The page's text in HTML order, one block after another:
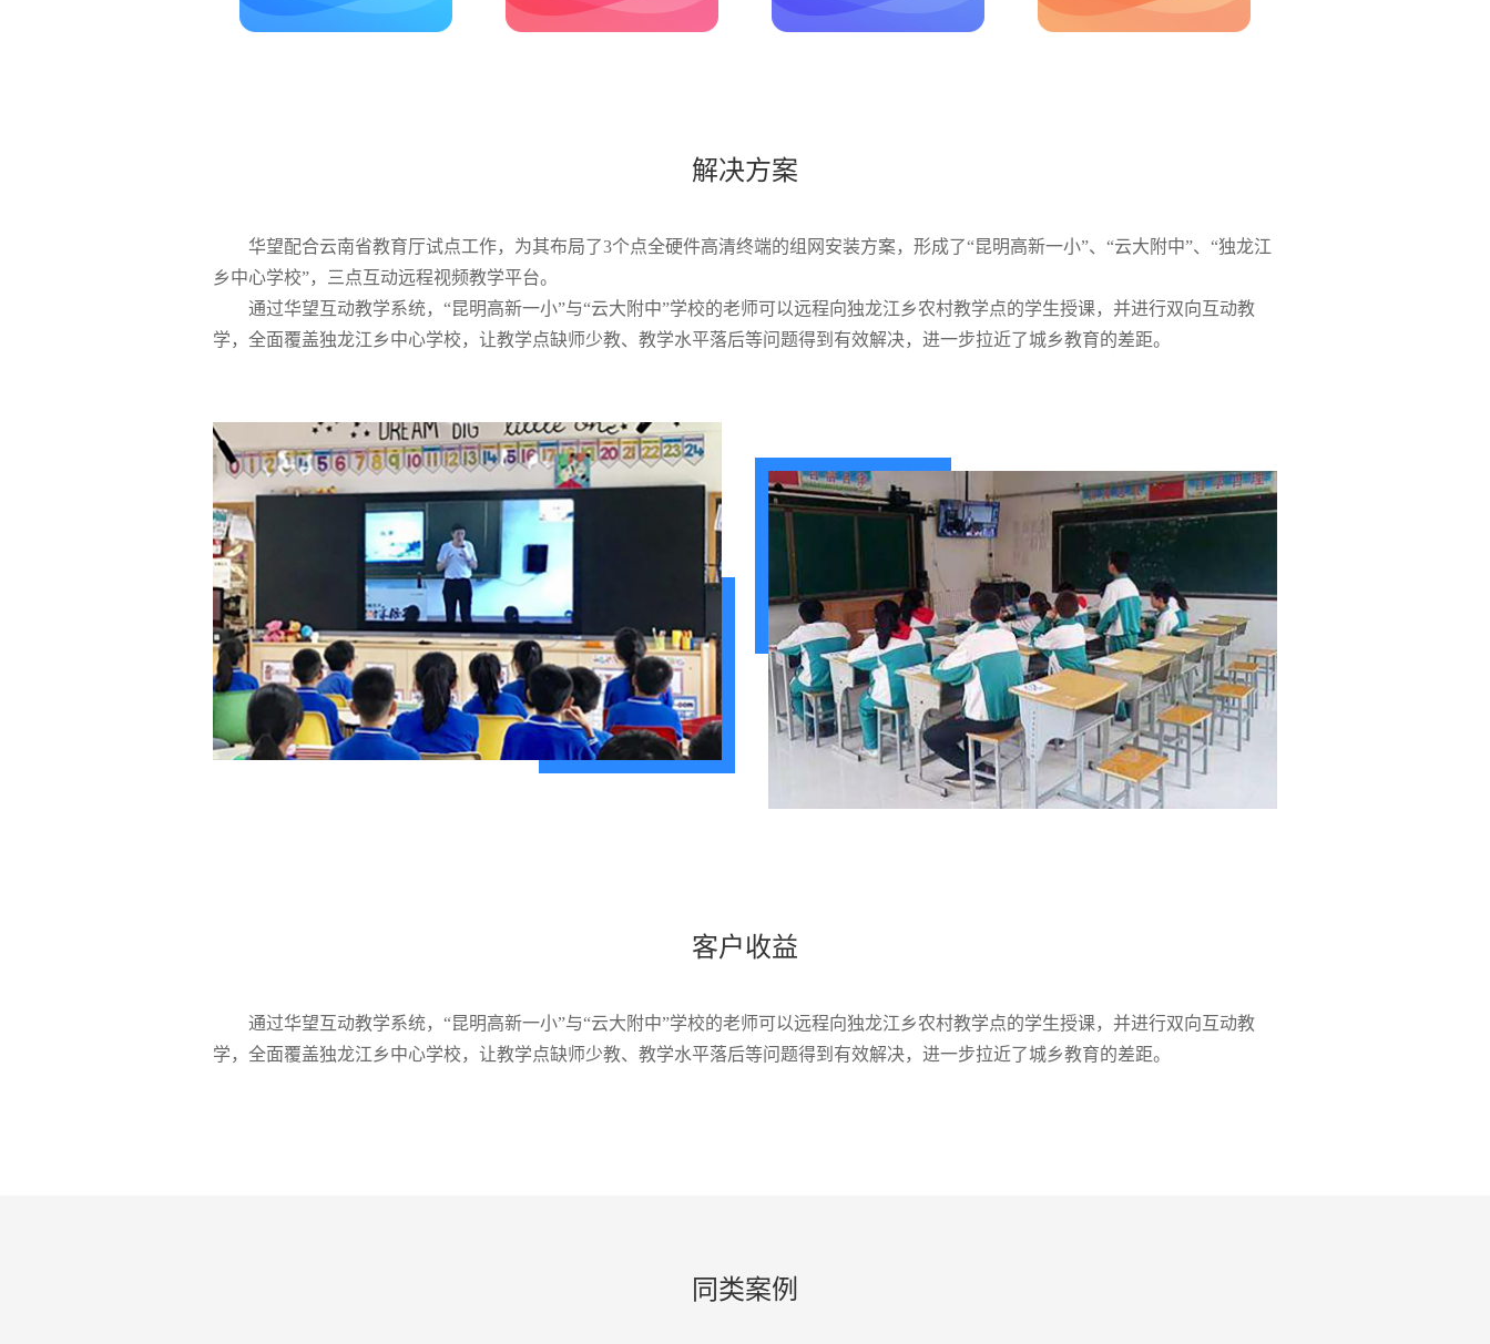
解决方案
华望配合云南省教育厅试点工作，为其布局了3个点全硬件高清终端的组网安装方案，形成了“昆明高新一小”、“云大附中”、“独龙江
乡中心学校”，三点互动远程视频教学平台。
通过华望互动教学系统，“昆明高新一小”与“云大附中”学校的老师可以远程向独龙江乡农村教学点的学生授课，并进行双向互动教
学，全面覆盖独龙江乡中心学校，让教学点缺师少教、教学水平落后等问题得到有效解决，进一步拉近了城乡教育的差距。
客户收益
通过华望互动教学系统，“昆明高新一小”与“云大附中”学校的老师可以远程向独龙江乡农村教学点的学生授课，并进行双向互动教
学，全面覆盖独龙江乡中心学校，让教学点缺师少教、教学水平落后等问题得到有效解决，进一步拉近了城乡教育的差距。
同类案例